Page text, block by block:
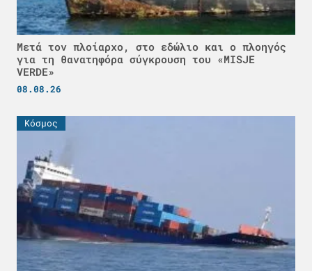
Μετά τον πλοίαρχο, στο εδώλιο και ο πλοηγός
για τη θανατηφόρα σύγκρουση του «MISJE
VERDE»
08.08.26
Κόσμος